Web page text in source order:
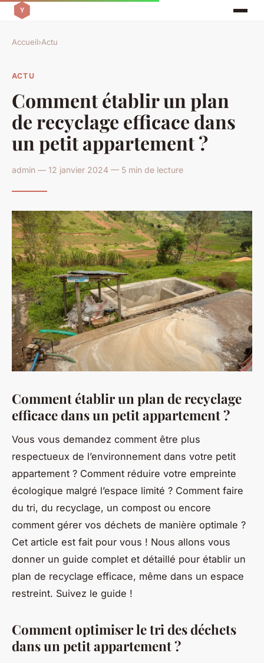
Accueil›Actu
ACTU
Comment établir un plan
de recyclage efficace dans
un petit appartement ?
admin — 12 janvier 2024 — 5 min de lecture
Comment établir un plan de recyclage
efficace dans un petit appartement ?
Vous vous demandez comment être plus
respectueux de l’environnement dans votre petit
appartement ? Comment réduire votre empreinte
écologique malgré l’espace limité ? Comment faire
du tri, du recyclage, un compost ou encore
comment gérer vos déchets de manière optimale ?
Cet article est fait pour vous ! Nous allons vous
donner un guide complet et détaillé pour établir un
plan de recyclage efficace, même dans un espace
restreint. Suivez le guide !
Comment optimiser le tri des déchets
dans un petit appartement ?